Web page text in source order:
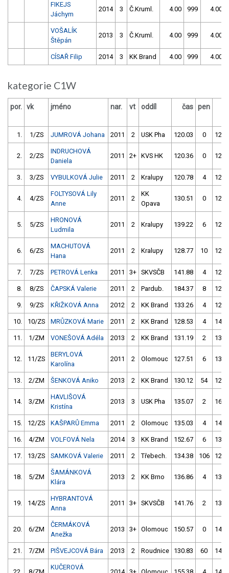
FIKEJS
Jáchym
2014 3 Č.Kruml. 4.00 999 4.00
VOŠALÍK
Štěpán
2013 3 Č.Kruml. 4.00 999 4.00
CÍSAŘ Filip 2014 3 KK Brand 4.00 999 4.00
kategorie C1W
por. vk jméno nar. vt oddíl čas pen
1. 1/ZS JUMROVÁ Johana 2011 2 USK Pha 120.03 0
2. 2/ZS
INDRUCHOVÁ
Daniela
2011 2+ KVS HK 120.36 0
3. 3/ZS VYBULKOVÁ Julie 2011 2 Kralupy 120.78 4
4. 4/ZS
FOLTYSOVÁ Lily
Anne
2011 2
KK
Opava
130.51 0
5. 5/ZS
HRONOVÁ
Ludmila
2011 2 Kralupy 139.22 6
6. 6/ZS
MACHUTOVÁ
Hana
2011 2 Kralupy 128.77 10
7. 7/ZS PETROVÁ Lenka 2011 3+ SKVSČB 141.88 4
8. 8/ZS ČAPSKÁ Valerie 2011 2 Pardub. 184.37 8
9. 9/ZS KŘIŽKOVÁ Anna 2012 2 KK Brand 133.26 4
10. 10/ZS MRŮZKOVÁ Marie 2011 2 KK Brand 128.53 4
11. 1/ZM VONEŠOVÁ Adéla 2013 2 KK Brand 131.19 2
12. 11/ZS
BERYLOVÁ
Karolína
2011 2 Olomouc 127.51 6
13. 2/ZM ŠENKOVÁ Aniko 2013 2 KK Brand 130.12 54
14. 3/ZM
HAVLIŠOVÁ
Kristína
2013 3 USK Pha 135.07 2
15. 12/ZS KAŠPARŮ Emma 2011 2 Olomouc 135.03 4
16. 4/ZM VOLFOVÁ Nela 2014 3 KK Brand 152.67 6
17. 13/ZS SAMKOVÁ Valerie 2011 2 Třebech. 134.38 106
18. 5/ZM
ŠAMÁNKOVÁ
Klára
2013 2 KK Brno 136.86 4
19. 14/ZS
HYBRANTOVÁ
Anna
2011 3+ SKVSČB 141.76 2
20. 6/ZM
ČERMÁKOVÁ
Anežka
2013 3+ Olomouc 150.57 0
21. 7/ZM PIŠVEJCOVÁ Bára 2013 2 Roudnice 130.83 60
KUČEROVÁ